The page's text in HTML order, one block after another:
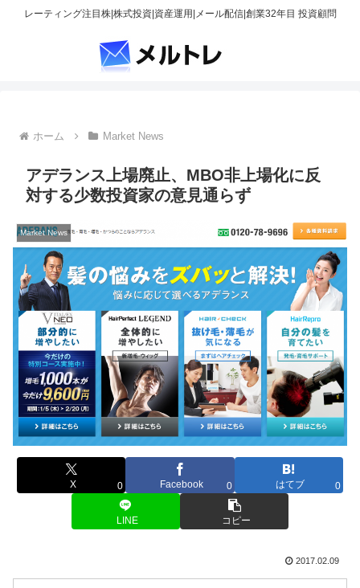
レーティング注目株|株式投資|資産運用|メール配信|創業32年目 投資顧問
ホーム Market News
アデランス上場廃止、MBO非上場化に反
対する少数投資家の意見通らず
Market News
X 0 Facebook 0 はてブ 0
LINE コピー
2017.02.09